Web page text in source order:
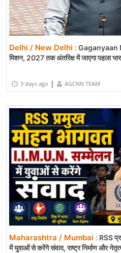
Delhi / New Delhi :Gaganyaan
मिशन, 2027 तक अंतरिक्ष में जाएगा पहला
3 days ago | AGCNN TEAM
Maharashtra / Mumbai : RSS
में युवाओं से करेंगे संवाद, राष्ट्र निर्माण और